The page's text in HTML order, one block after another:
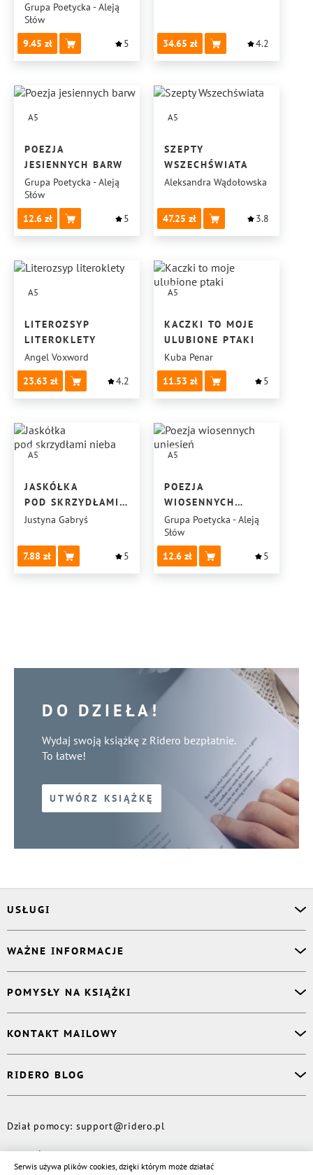
Grupa Poetycka - Aleją
Słów
9.45
5 34.65 4.2
A5
POEZJA
JESIENNYCH BARW
Grupa Poetycka - Aleją
Słów
12.6
5
A5
SZEPTY
WSZECHŚWIATA
Aleksandra Wądołowska
47.25 3.8
A5
LITEROZSYP
LITEROKLETY
Angel Voxword
23.63
4.2
A5
KACZKI TO MOJE
ULUBIONE PTAKI
Kuba Penar
11.53
5
A5
JASKÓŁKA
POD SKRZYDŁAMI
NIEBA
Justyna Gabryś
7.88 5
A5
POEZJA
WIOSENNYCH
UNIESIEŃ
Grupa Poetycka - Aleją
Słów
12.6
5
DO DZIEŁA!
Wydaj swoją książkę z Ridero bezpłatnie.
To łatwe!
UTWÓRZ KSIĄŻKĘ
USŁUGI
Korektor
Projektant okładki
Druk Twojej książki
Publikacja
WAŻNE INFORMACJE
Książki Ridero
Pomoc
Polityka prywatności
POMYSŁY NA KSIĄŻKI
Dzienniczek malucha
Książka eksperta
Wydaj tomik poezji
KONTAKT MAILOWY
Kontakt dla mediów
RIDERO BLOG
Więcej
© Rideró, 2013—2026
Dział pomocy: support@ridero.pl
Serwis używa plików cookies, dzięki którym może działać